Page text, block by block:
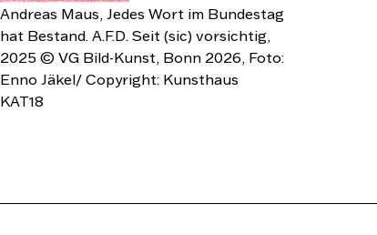
Andreas Maus, Jedes Wort im Bundestag
hat Bestand. A.F.D. Seit (sic) vorsichtig,
2025 © VG Bild-Kunst, Bonn 2026, Foto:
Enno Jäkel/ Copyright: Kunsthaus
KAT18